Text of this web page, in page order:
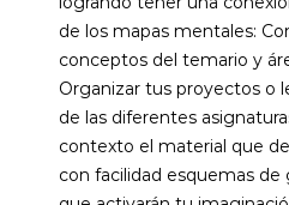
de los mapas mentales:
conceptos del temario y
Organizar tus proyectos o
de las diferentes
contexto el material que
con facilidad esquemas de